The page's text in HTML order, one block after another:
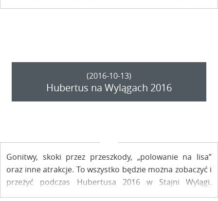
skoków i inne atrakcje zapewniły świetną zabawę
(2016-10-13)
Hubertus na Wylągach 2016
Gonitwy, skoki przez przeszkody, „polowanie na lisa”
oraz inne atrakcje. To wszystko będzie można zobaczyć i
przeżyć podczas Hubertusa 2016 w Stajni Wylągi.
Zwieńczeniem dnia będzie Bieg św. Huberta o Puchar